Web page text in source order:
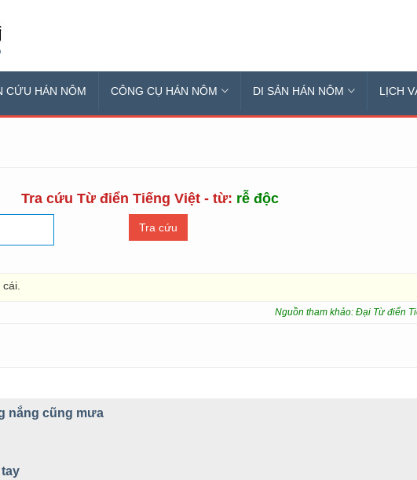
CỨU HÁN NÔM CÔNG CỤ HÁN NÔM DI SẢN HÁN NÔM LỊCH
Tra cứu Từ điển Tiếng Việt - từ: rễ độc
Nguồn tham khảo: Đại Từ điển
nắng cũng mưa